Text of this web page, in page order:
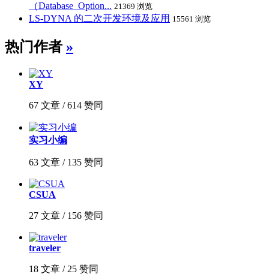
（Database_Option... 21369 浏览
LS-DYNA 的二次开发环境及应用 15561 浏览
热门作者 »
XY
67 文章 / 614 赞同
实习小编
63 文章 / 135 赞同
CSUA
27 文章 / 156 赞同
traveler
18 文章 / 25 赞同